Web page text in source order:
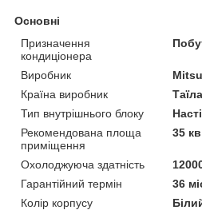
Основні
Призначення
кондиціонера
Виробник
Країна виробник
Тип внутрішнього блоку
Рекомендована площа
приміщення
35
Охолоджуюча здатність
Гарантійний термін
36
Колір корпусу